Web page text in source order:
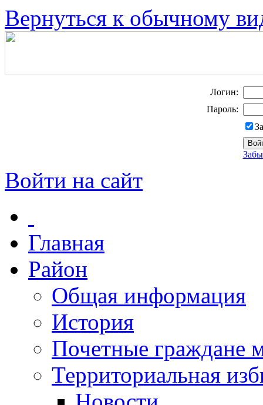
Вернуться к обычному
Логин:
Пароль:
Войти на сайт
Главная
Район
Общая информация
История
Почетные граждане
Территориальная